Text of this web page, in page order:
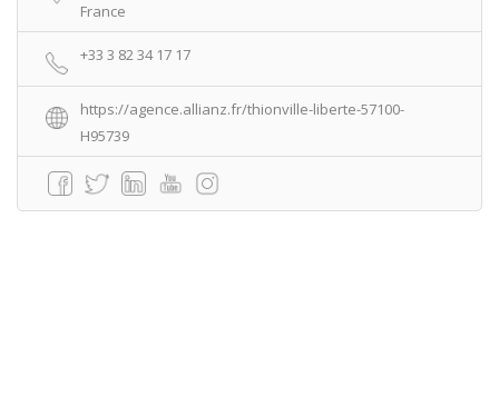
France
+33 3 82 34 17 17
https://agence.allianz.fr/thionville-liberte-57100-
H95739